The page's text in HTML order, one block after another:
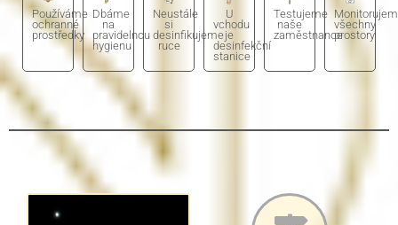
Používáme
ochranné
prostředky
Dbáme
na
pravidelnou
hygienu
Neustále
si
desinfikujeme
ruce
U
vchodu
je
desinfekční
stanice
Testujeme
naše
zaměstnance
všechny
prostory